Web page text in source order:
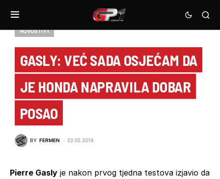
NOVOSTI F1
GASLY: VEĆ SADA OSJEĆAM DA
JE HONDA NAPRAVILA DOBAR
POSAO
BY FERMEN 22.02.2019.
Pierre Gasly je nakon prvog tjedna testova izjavio da